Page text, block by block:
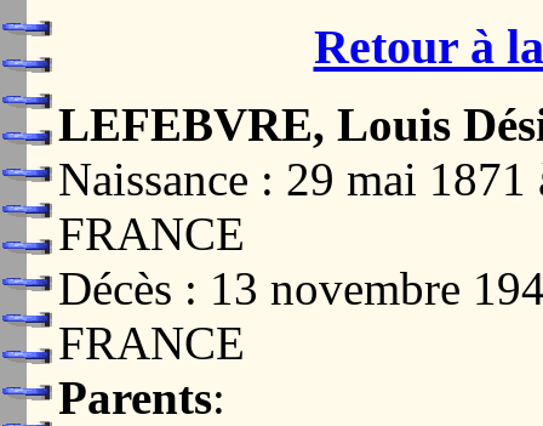
Retour à
LEFEBVRE, Louis
Naissance : 29 mai
FRANCE
Décès : 13 novembre
FRANCE
Parents: